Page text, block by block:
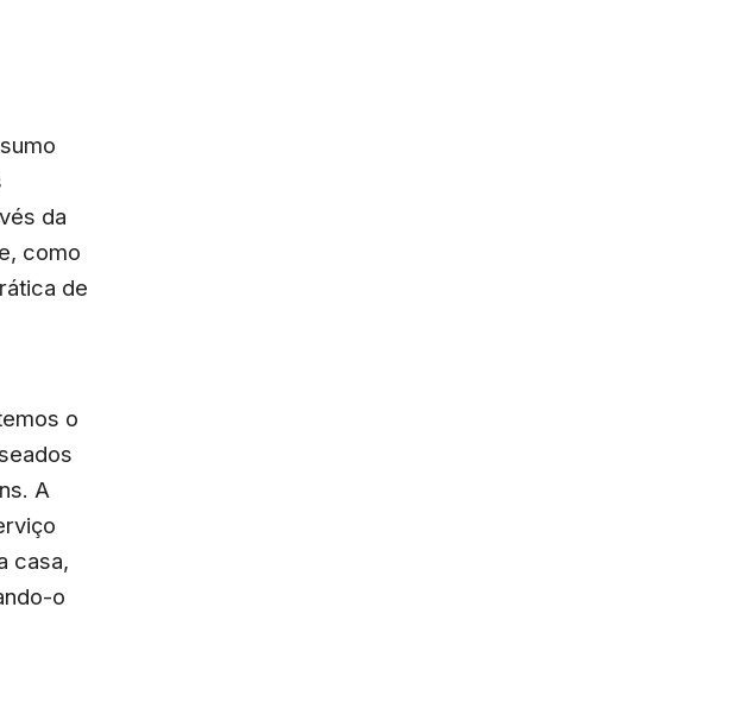
da
como
de
o
A
casa,
o